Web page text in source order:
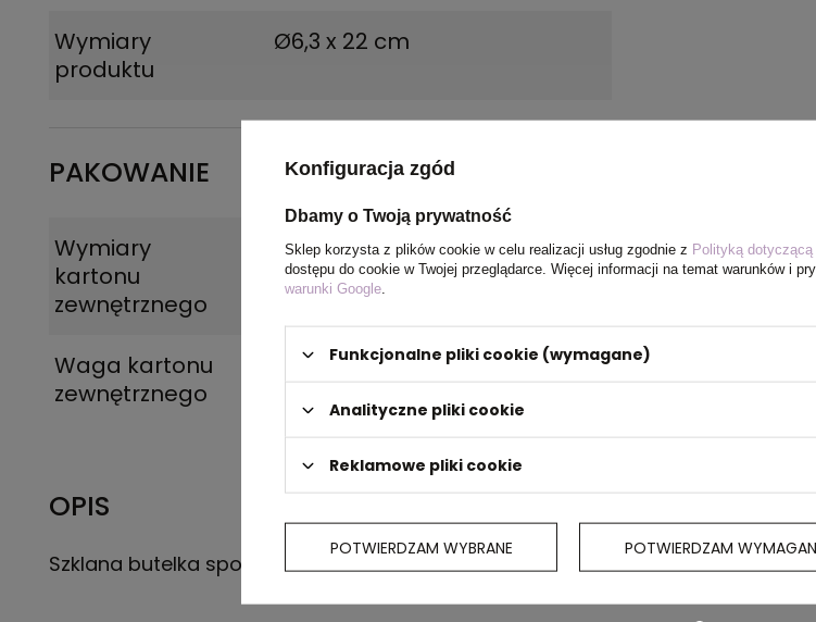
Wymiary
produktu
Ø6,3 x 22 cm
PAKOWANIE
Wymiary
kartonu
zewnętrznego
36,5 x 36,5 x 47 cm
Waga kartonu
zewnętrznego
18,5
OPIS
Szklana butelka sportowa 500 ml
Konfiguracja zgód
Dbamy o Twoją prywatność
Sklep korzysta z plików cookie w celu realizacji usług zgodnie z Polityką dotyczącą
dostępu do cookie w Twojej przeglądarce. Więcej informacji na temat warunków i
warunki Google
Funkcjonalne pliki cookie (wymagane)
Analityczne pliki cookie
Reklamowe pliki cookie
POTWIERDZAM WYBRANE POTWIERDZAM